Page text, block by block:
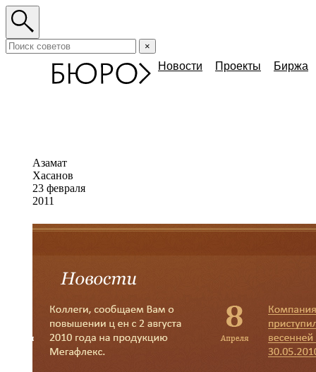
×
Новости Проекты Биржа
Азамат
Хасанов
23 февраля
2011